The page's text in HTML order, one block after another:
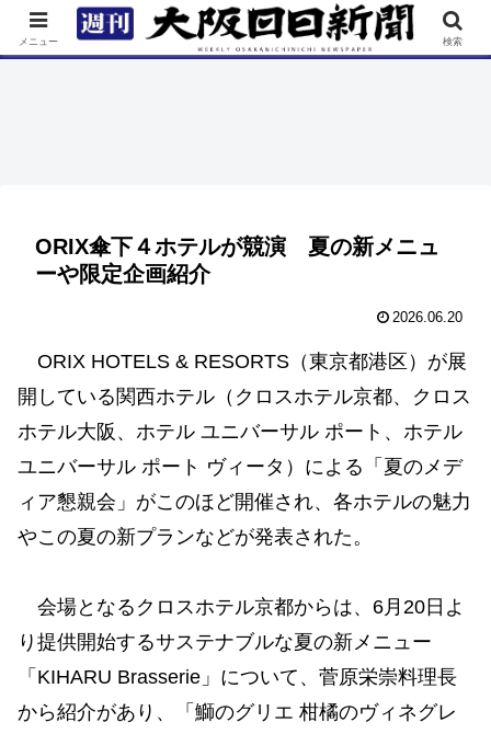
TOP 特集 ニュース 連載 街ネタ イベント
ORIX傘下４ホテルが競演 夏の新メニュ
ーや限定企画紹介
2026.06.20
ORIX HOTELS & RESORTS（東京都港区）が展
開している関西ホテル（クロスホテル京都、クロス
ホテル大阪、ホテル ユニバーサル ポート、ホテル
ユニバーサル ポート ヴィータ）による「夏のメデ
ィア懇親会」がこのほど開催され、各ホテルの魅力
やこの夏の新プランなどが発表された。
会場となるクロスホテル京都からは、6月20日よ
り提供開始するサステナブルな夏の新メニュー
「KIHARU Brasserie」について、菅原栄崇料理長
から紹介があり、「鰤のグリエ 柑橘のヴィネグレ
メニュー 検索